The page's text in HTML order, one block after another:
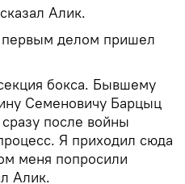
Алик.
первым делом пришел
бокса. Бывшему
Семеновичу Барцыц
после войны
Я приходил сюда
меня попросили
Алик.